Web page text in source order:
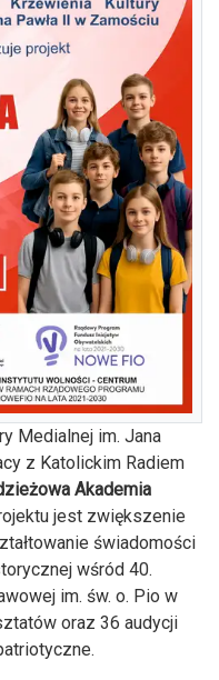
Medialnej im. Jana
z Katolickim Radiem
Akademia
jest zwiększenie
świadomości
wśród 40.
im. św. o. Pio w
oraz 36 audycji